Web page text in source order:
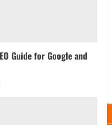
Guide for Google and